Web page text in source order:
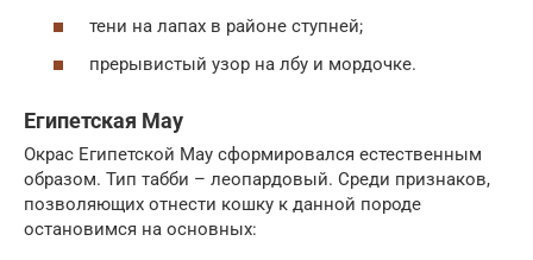
тени на лапах в районе ступней;
прерывистый узор на лбу и мордочке.
Египетская Мау
Окрас Египетской Мау сформировался естественным
образом. Тип табби – леопардовый. Среди признаков,
позволяющих отнести кошку к данной породе
остановимся на основных: